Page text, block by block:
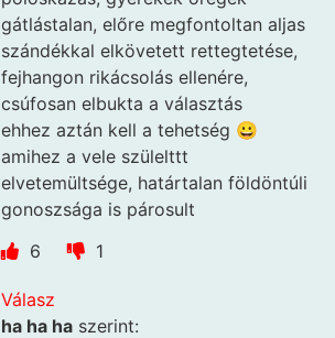
gátlástalan, előre megfontoltan aljas
szándékkal elkövetett rettegtetése,
fejhangon rikácsolás ellenére,
csúfosan elbukta a választás
ehhez aztán kell a tehetség 😀
amihez a vele szülelttt
elvetemültsége, határtalan földöntúli
gonoszsága is párosult
6
1
Válasz
ha ha ha szerint: